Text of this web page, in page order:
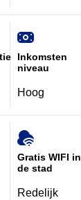
Inkomsten
niveau
Hoog
Gratis WIFI in
de stad
Redelijk